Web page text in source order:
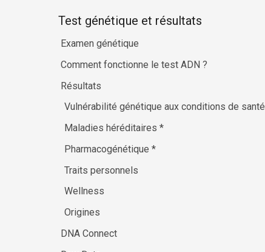
Test génétique et résultats
Examen génétique
Comment fonctionne le test ADN ?
Résultats
Vulnérabilité génétique aux conditions de santé
Maladies héréditaires *
Pharmacogénétique *
Traits personnels
Wellness
Origines
DNA Connect